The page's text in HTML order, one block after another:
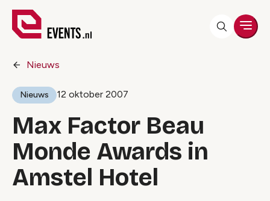
Nieuws
Nieuws 12 oktober 2007
Max Factor Beau
Monde Awards in
Amstel Hotel